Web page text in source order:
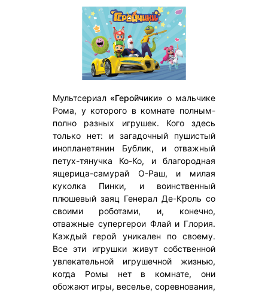
Мультсериал «Геройчики» о мальчике
Рома, у которого в комнате полным-
полно разных игрушек. Кого здесь
только нет: и загадочный пушистый
инопланетянин Бублик, и отважный
петух-тянучка Ко-Ко, и благородная
ящерица-самурай О-Раш, и милая
куколка Пинки, и воинственный
плюшевый заяц Генерал Де-Кроль со
своими роботами, и, конечно,
отважные супергерои Флай и Глория.
Каждый герой уникален по своему.
Все эти игрушки живут собственной
увлекательной игрушечной жизнью,
когда Ромы нет в комнате, они
обожают игры, веселье, соревнования,